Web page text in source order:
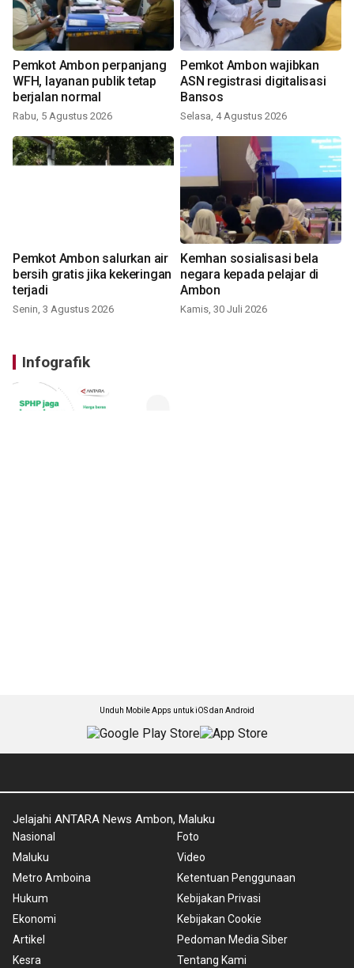
Pemkot Ambon perpanjang
WFH, layanan publik tetap
berjalan normal
Rabu, 5 Agustus 2026
Pemkot Ambon wajibkan
ASN registrasi digitalisasi
Bansos
Selasa, 4 Agustus 2026
Pemkot Ambon salurkan air
bersih gratis jika kekeringan
terjadi
Senin, 3 Agustus 2026
Kemhan sosialisasi bela
negara kepada pelajar di
Ambon
Kamis, 30 Juli 2026
Infografik
Unduh Mobile Apps untuk iOS dan Android
Jelajahi ANTARA News Ambon, Maluku
Nasional
Maluku
Metro Amboina
Hukum
Ekonomi
Artikel
Kesra
Foto
Video
Ketentuan Penggunaan
Kebijakan Privasi
Kebijakan Cookie
Pedoman Media Siber
Tentang Kami